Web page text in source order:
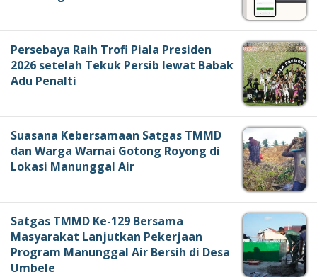
Persebaya Raih Trofi Piala Presiden
2026 setelah Tekuk Persib lewat Babak
Adu Penalti
Suasana Kebersamaan Satgas TMMD
dan Warga Warnai Gotong Royong di
Lokasi Manunggal Air
Satgas TMMD Ke-129 Bersama
Masyarakat Lanjutkan Pekerjaan
Program Manunggal Air Bersih di Desa
Umbele